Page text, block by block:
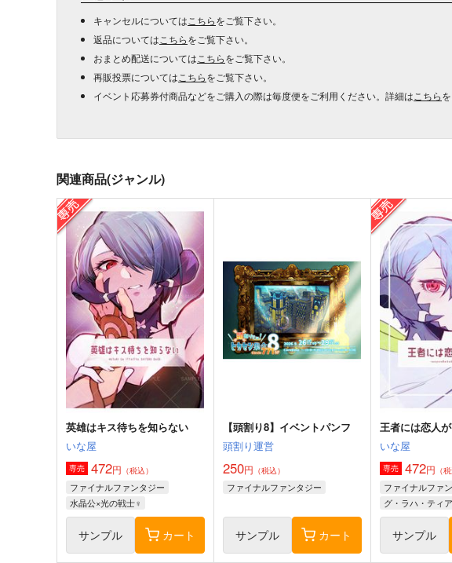
キャンセルについては こちらをご覧下さい。
返品については こちらをご覧下さい。
おまとめ配送については こちらをご覧下さい。
再販投票については こちらをご覧下さい。
イベント応募券付商品などをご購入の際は毎度便をご利用ください。詳細は こちら
関連商品(ジャンル)
英雄はキス待ちを知らない
いな屋
専売 472円 （税込）
ファイナルファンタジー
水晶公×光の戦士♀
サンプル カート
【頭割り8】イベントパンフ
頭割り運営
250円 （税込）
ファイナルファンタジー
サンプル カート
王者には恋人
いな屋
専売 472円 （
ファイナルファ
グ・ラハ・ティ
サンプル